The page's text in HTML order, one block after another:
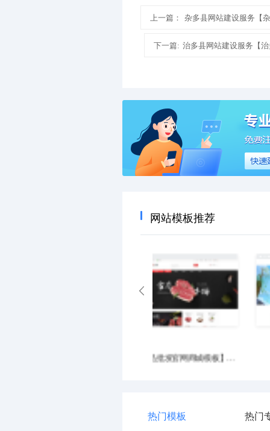
上一篇： 杂多县网站建设服务【
下一篇: 治多县网站建设服务【
网站模板推荐
高端交换机设备企业
热门模板 热门